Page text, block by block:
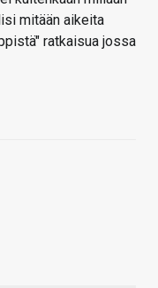
mitään aikeita
ratkaisua jossa